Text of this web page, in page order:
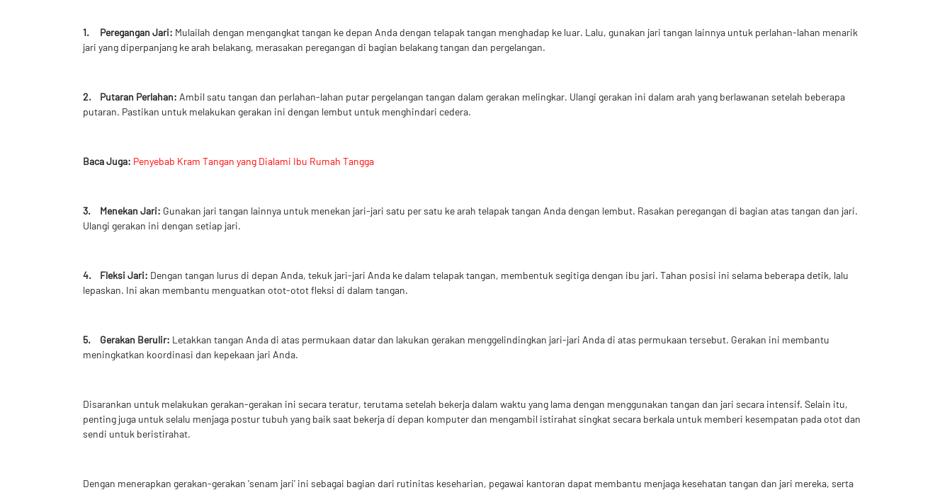
1. Peregangan Jari: Mulailah dengan mengangkat tangan ke depan Anda dengan telapak tangan menghadap ke luar. Lalu, gunakan jari tangan lainnya untuk perlahan-lahan menarik
jari yang diperpanjang ke arah belakang, merasakan peregangan di bagian belakang tangan dan pergelangan.
2. Putaran Perlahan: Ambil satu tangan dan perlahan-lahan putar pergelangan tangan dalam gerakan melingkar. Ulangi gerakan ini dalam arah yang berlawanan setelah beberapa
putaran. Pastikan untuk melakukan gerakan ini dengan lembut untuk menghindari cedera.
Baca Juga: Penyebab Kram Tangan yang Dialami Ibu Rumah Tangga
3. Menekan Jari: Gunakan jari tangan lainnya untuk menekan jari-jari satu per satu ke arah telapak tangan Anda dengan lembut. Rasakan peregangan di bagian atas tangan dan jari.
Ulangi gerakan ini dengan setiap jari.
4. Fleksi Jari: Dengan tangan lurus di depan Anda, tekuk jari-jari Anda ke dalam telapak tangan, membentuk segitiga dengan ibu jari. Tahan posisi ini selama beberapa detik, lalu
lepaskan. Ini akan membantu menguatkan otot-otot fleksi di dalam tangan.
5. Gerakan Berulir: Letakkan tangan Anda di atas permukaan datar dan lakukan gerakan menggelindingkan jari-jari Anda di atas permukaan tersebut. Gerakan ini membantu
meningkatkan koordinasi dan kepekaan jari Anda.
Disarankan untuk melakukan gerakan-gerakan ini secara teratur, terutama setelah bekerja dalam waktu yang lama dengan menggunakan tangan dan jari secara intensif. Selain itu,
penting juga untuk selalu menjaga postur tubuh yang baik saat bekerja di depan komputer dan mengambil istirahat singkat secara berkala untuk memberi kesempatan pada otot dan
sendi untuk beristirahat.
Dengan menerapkan gerakan-gerakan 'senam jari' ini sebagai bagian dari rutinitas keseharian, pegawai kantoran dapat membantu menjaga kesehatan tangan dan jari mereka, serta